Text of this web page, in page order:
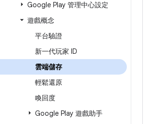
Google Play 管理中心設定
遊戲概念
平台驗證
新一代玩家 ID
雲端儲存
輕鬆還原
喚回度
Google Play 遊戲助手